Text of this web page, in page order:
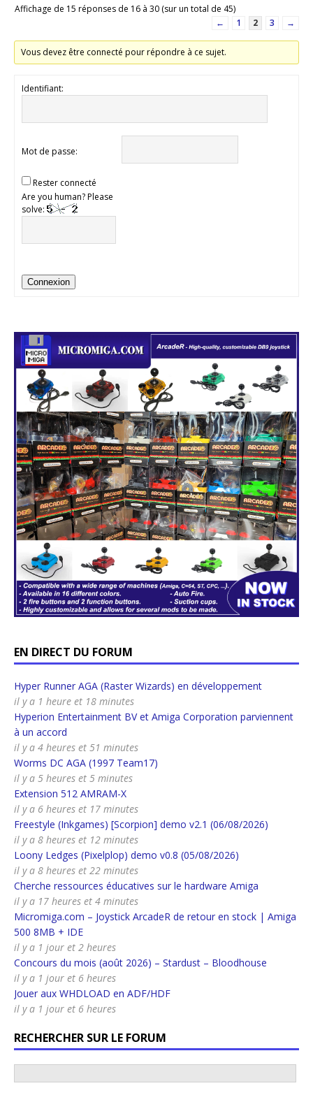
Affichage de 15 réponses de 16 à 30 (sur un total de 45)
←
1 2 3 →
Vous devez être connecté pour répondre à ce sujet.
Identifiant:
Mot de passe:
Rester connecté
Are you human? Please
solve:
Connexion
EN DIRECT DU FORUM
Hyper Runner AGA (Raster Wizards) en développement
il y a 1 heure et 18 minutes
Hyperion Entertainment BV et Amiga Corporation parviennent
à un accord
il y a 4 heures et 51 minutes
Worms DC AGA (1997 Team17)
il y a 5 heures et 5 minutes
Extension 512 AMRAM-X
il y a 6 heures et 17 minutes
Freestyle (Inkgames) [Scorpion] demo v2.1 (06/08/2026)
il y a 8 heures et 12 minutes
Loony Ledges (Pixelplop) demo v0.8 (05/08/2026)
il y a 8 heures et 22 minutes
Cherche ressources éducatives sur le hardware Amiga
il y a 17 heures et 4 minutes
Micromiga.com – Joystick ArcadeR de retour en stock | Amiga
500 8MB + IDE
il y a 1 jour et 2 heures
Concours du mois (août 2026) – Stardust – Bloodhouse
il y a 1 jour et 6 heures
Jouer aux WHDLOAD en ADF/HDF
il y a 1 jour et 6 heures
RECHERCHER SUR LE FORUM